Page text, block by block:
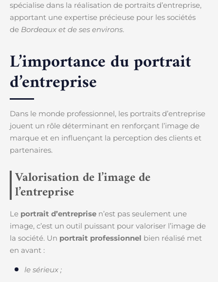
spécialise dans la réalisation de portraits d’entreprise,
apportant une expertise précieuse pour les sociétés
de Bordeaux et de ses environs.
L’importance du portrait
d’entreprise
Dans le monde professionnel, les portraits d’entreprise
jouent un rôle déterminant en renforçant l’image de
marque et en influençant la perception des clients et
partenaires.
Valorisation de l’image de
l’entreprise
Le portrait d’entreprise n’est pas seulement une
image, c’est un outil puissant pour valoriser l’image de
la société. Un portrait professionnel bien réalisé met
en avant :
le sérieux ;